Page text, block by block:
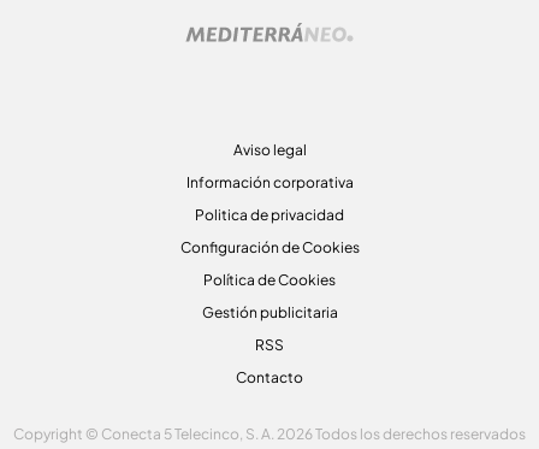
Aviso legal
Información corporativa
Politica de privacidad
Configuración de Cookies
Política de Cookies
Gestión publicitaria
RSS
Contacto
Copyright © Conecta 5 Telecinco, S. A. 2026 Todos los derechos reservados